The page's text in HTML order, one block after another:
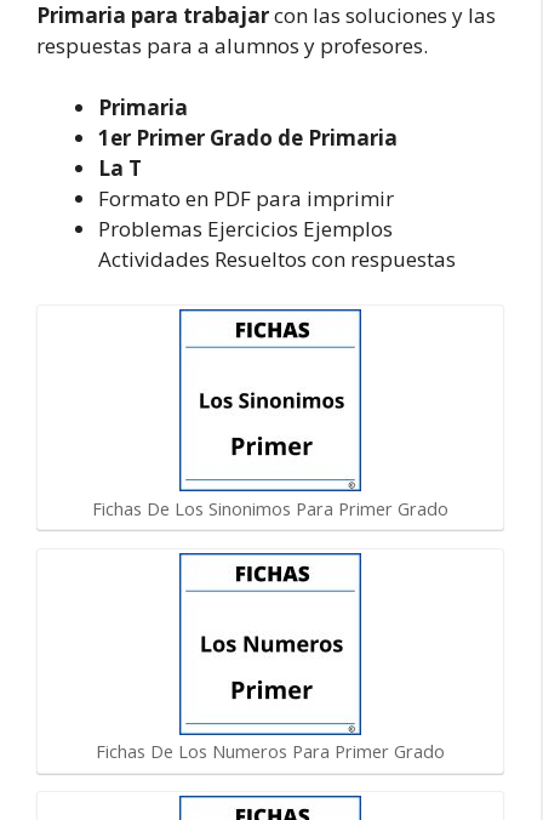
Primaria para trabajarcon las soluciones y las
respuestas para a alumnos y profesores.
Primaria
1er Primer Grado de Primaria
La T
Formato en PDF para imprimir
Problemas Ejercicios Ejemplos
Actividades Resueltos con respuestas
Fichas De Los Sinonimos Para Primer Grado
Fichas De Los Numeros Para Primer Grado